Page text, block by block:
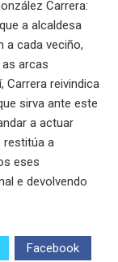
Carrera:
a alcaldesa
a cada veciño,
arcas
Carrera reivindica
sirva ante este
a actuar
restitúa a
eses
e devolvendo
Facebook